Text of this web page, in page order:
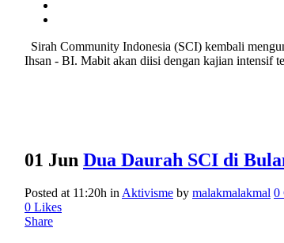
Sirah Community Indonesia (SCI) kembali
Ihsan - BI. Mabit akan diisi dengan kajian intensif
01 Jun Dua Daurah SCI di
Posted at 11:20h inAktivisme by malakmalakmal 0
0 Likes
Share